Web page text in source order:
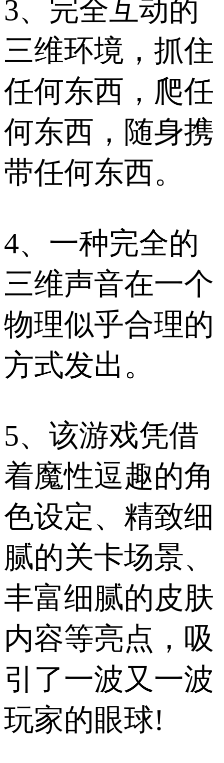
3、完全互动的
三维环境，抓住
任何东西，爬任
何东西，随身携
带任何东西。
4、一种完全的
三维声音在一个
物理似乎合理的
方式发出。
5、该游戏凭借
着魔性逗趣的角
色设定、精致细
腻的关卡场景、
丰富细腻的皮肤
内容等亮点，吸
引了一波又一波
玩家的眼球!